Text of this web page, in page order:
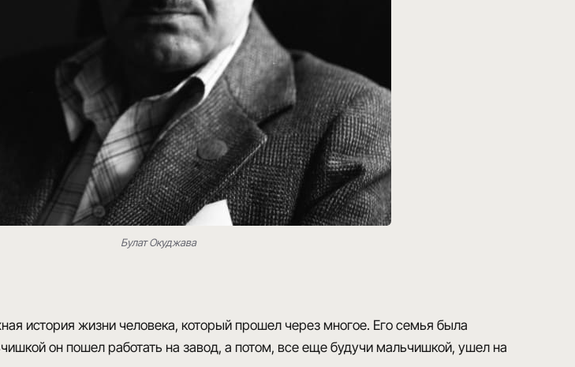
Булат Окуджава
история жизни человека, который прошел через многое. Его семья была
он пошел работать на завод, а потом, все еще будучи мальчишкой, ушел на